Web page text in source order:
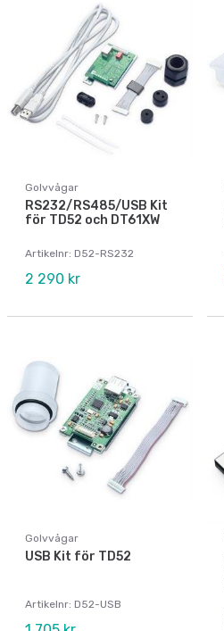
Golvvågar
RS232/RS485/USB Kit
för TD52 och DT61XW
Artikelnr: D52-RS232
2 290 kr
Golvvågar
USB Kit för TD52
Artikelnr: D52-USB